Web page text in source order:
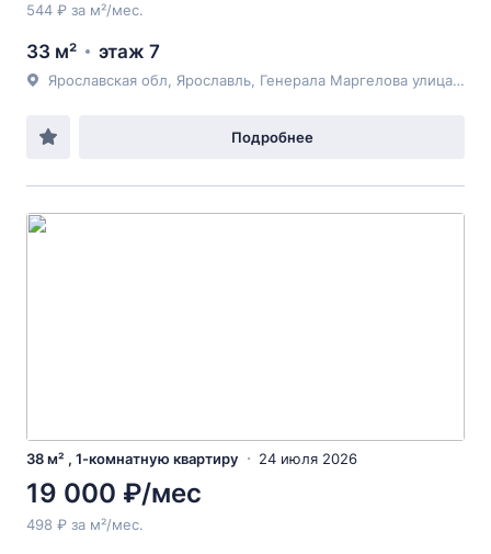
544 ₽ за м²/мес.
33 м² этаж 7
Ярославская обл, Ярославль, Генерала Маргелова улица, 4
Подробнее
38 м² , 1-комнатную квартиру 24 июля 2026
19 000 ₽/мес
498 ₽ за м²/мес.